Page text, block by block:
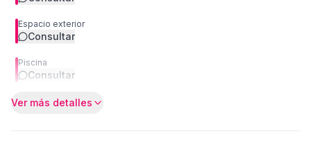
Espacio exterior
Consultar
Piscina
Consultar
Ver más detalles